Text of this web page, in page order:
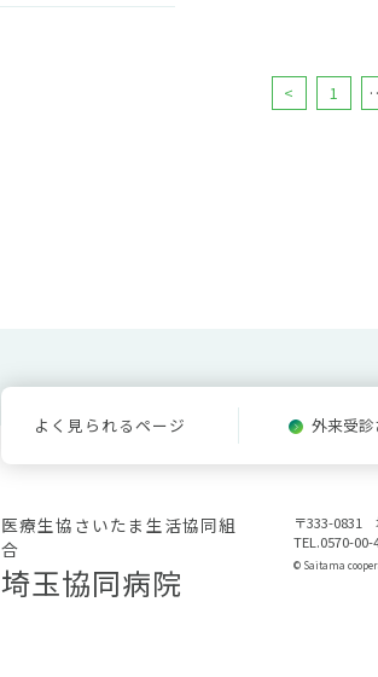
< 1
よく見られるページ 外来受
医療生協さいたま生活協同組
合
埼玉協同病院
〒333-0831
TEL.0570-00-
© Saitama